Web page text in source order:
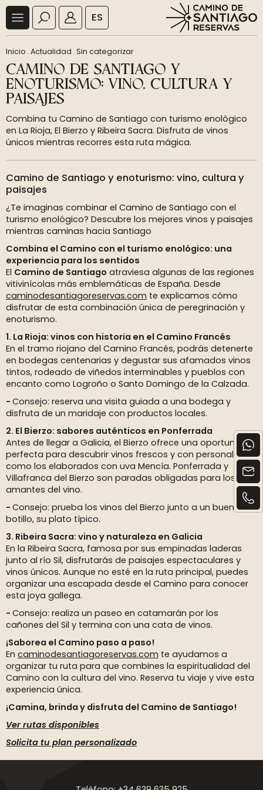
ES
Inicio .Actualidad .Sin categorizar
CAMINO DE SANTIAGO Y
ENOTURISMO: VINO, CULTURA Y
PAISAJES
Combina tu Camino de Santiago con turismo enológico
en La Rioja, El Bierzo y Ribeira Sacra. Disfruta de vinos
únicos mientras recorres esta ruta mágica.
Camino de Santiago y enoturismo: vino, cultura y
paisajes
¿Te imaginas combinar el Camino de Santiago con el
turismo enológico? Descubre los mejores vinos y paisajes
mientras caminas hacia Santiago
Combina el Camino con el turismo enológico: una
experiencia para los sentidos
El Camino de Santiago atraviesa algunas de las regiones
vitivinícolas más emblemáticas de España. Desde
caminodesantiagoreservas.com te explicamos cómo
disfrutar de esta combinación única de peregrinación y
enoturismo.
1. La Rioja: vinos con historia en el Camino Francés
En el tramo riojano del Camino Francés, podrás detenerte
en bodegas centenarias y degustar sus afamados vinos
tintos, rodeado de viñedos interminables y pueblos con
encanto como Logroño o Santo Domingo de la Calzada.
Consejo: reserva una visita guiada a una bodega y
disfruta de un maridaje con productos locales.
2. El Bierzo: sabores auténticos en Ponferrada
Antes de llegar a Galicia, el Bierzo ofrece una oportunidad
perfecta para descubrir vinos frescos y con personalidad,
como los elaborados con uva Mencía. Ponferrada y
Villafranca del Bierzo son paradas obligadas para los
amantes del vino.
Consejo: prueba los vinos del Bierzo junto a un buen
botillo, su plato típico.
3. Ribeira Sacra: vino y naturaleza en Galicia
En la Ribeira Sacra, famosa por sus empinadas laderas
junto al río Sil, disfrutarás de paisajes espectaculares y
vinos únicos. Aunque no esté en la ruta principal, puedes
organizar una escapada desde el Camino para conocer
esta joya gallega.
Consejo: realiza un paseo en catamarán por los
cañones del Sil y termina con una cata de vinos.
¡Saborea el Camino paso a paso!
En caminodesantiagoreservas.com te ayudamos a
organizar tu ruta para que combines la espiritualidad del
Camino con la cultura del vino. Reserva tu viaje y vive esta
experiencia única.
¡Camina, brinda y disfruta del Camino de Santiago!
Ver rutas disponibles
Solicita tu plan personalizado